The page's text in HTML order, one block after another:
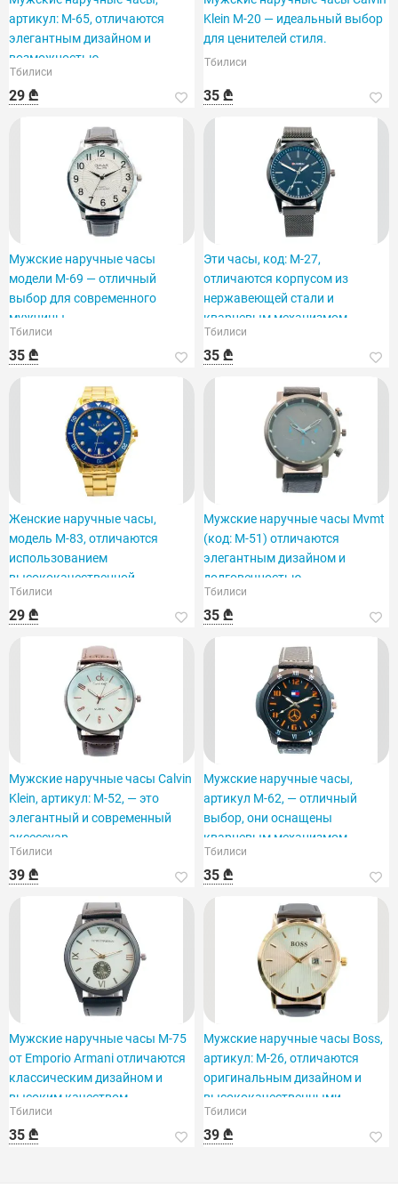
артикул: M-65, отличаются
элегантным дизайном и
возможностью
персонализации.
Тбилиси
29 ₾
Klein M-20 — идеальный выбор
для ценителей стиля.
Тбилиси
35 ₾
Мужские наручные часы
модели M-69 — отличный
выбор для современного
мужчины.
Тбилиси
35 ₾
Эти часы, код: M-27,
отличаются корпусом из
нержавеющей стали и
кварцевым механизмом.
Тбилиси
35 ₾
Женские наручные часы,
модель M-83, отличаются
использованием
высококачественной
нержавеющей стали.
Тбилиси
29 ₾
Мужские наручные часы Mvmt
(код: M-51) отличаются
элегантным дизайном и
долговечностью.
Тбилиси
35 ₾
Мужские наручные часы Calvin
Klein, артикул: M-52, — это
элегантный и современный
аксессуар.
Тбилиси
39 ₾
Мужские наручные часы,
артикул M-62, — отличный
выбор, они оснащены
кварцевым механизмом.
Тбилиси
35 ₾
Мужские наручные часы M-75
от Emporio Armani отличаются
классическим дизайном и
высоким качеством.
Тбилиси
35 ₾
Мужские наручные часы Boss,
артикул: M-26, отличаются
оригинальным дизайном и
высококачественными
материалами.
Тбилиси
39 ₾